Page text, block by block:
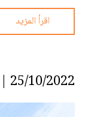
اقرأ المزيد
25/10/2022 |